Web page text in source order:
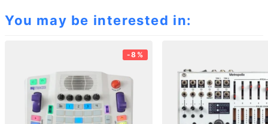
You may be interested in:
-8%